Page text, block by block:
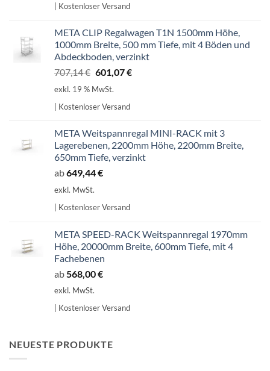
598,99 €
| Kostenloser Versand
META CLIP Regalwagen T1N 1500mm Höhe,
1000mm Breite, 500 mm Tiefe, mit 4 Böden und
Abdeckboden, verzinkt
707,14€ Ursprünglicher
Preis
707,14 €
601,07€Aktueller
exkl. 19 % MwSt.
| Kostenloser Versand
META Weitspannregal MINI-RACK mit 3
Lagerebenen, 2200mm Höhe, 2200mm Breite,
650mm Tiefe, verzinkt
ab649,44€
exkl. MwSt.
| Kostenloser Versand
META SPEED-RACK Weitspannregal 1970mm
Höhe, 20000mm Breite, 600mm Tiefe, mit 4
Fachebenen
ab 568,00€
exkl. MwSt.
| Kostenloser Versand
NEUESTE PRODUKTE